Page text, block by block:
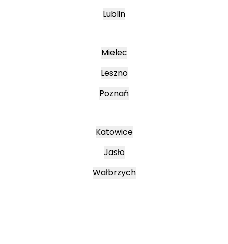
Lublin
Mielec
Leszno
Poznań
Katowice
Jasło
Wałbrzych